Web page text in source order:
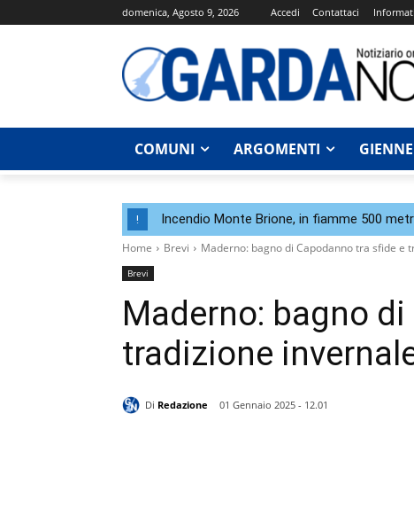
domenica, Agosto 9, 2026 Accedi Contattaci
COMUNI ARGOMENTI GIENNE
! Incendio Monte Brione, in fiamme 500
Home Brevi Maderno: bagno di Capodanno tra sfide e
Brevi
Maderno: bagno
tradizione
Di Redazione
01 Gennaio 2025 - 12.01